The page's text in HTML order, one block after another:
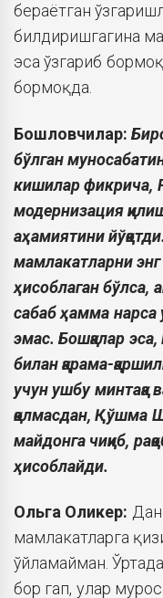
бераётган
билдиришгагина
эса ўзгариб
бормоқда.
Бошловчилар:
бўлган
кишилар фикрича,
модернизация
аҳамиятини
мамлакатларни
ҳисоблаган бўлса,
сабаб ҳамма нарса
эмас. Бошқалар
билан қарама-
учун ушбу минтақа
қолмасдан, Қўшма
майдонга чиқиб,
ҳисоблайди.
Ольга Оликер:
мамлакатларга
ўйламайман.
бор гап, улар